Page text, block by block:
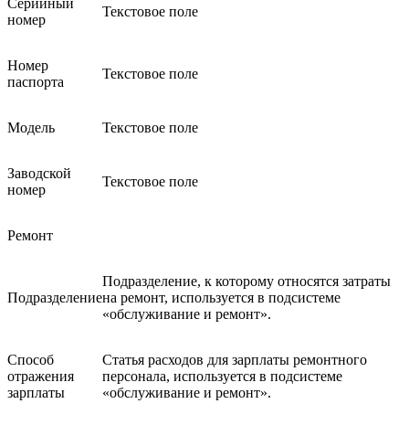
номер
Текстовое поле
Номер
паспорта
Текстовое поле
Модель Текстовое поле
Заводской
номер
Текстовое поле
Ремонт
Подразделение
Подразделение, к которому относятся затраты
на ремонт, используется в подсистеме
«обслуживание и ремонт».
Способ
отражения
зарплаты
Статья расходов для зарплаты ремонтного
персонала, используется в подсистеме
«обслуживание и ремонт».